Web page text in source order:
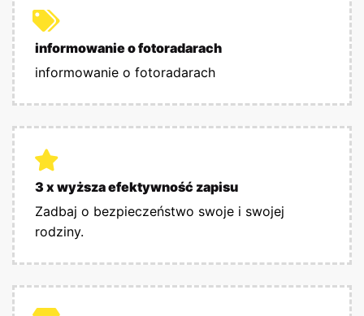
informowanie o fotoradarach
informowanie o fotoradarach
3 x wyższa efektywność zapisu
Zadbaj o bezpieczeństwo swoje i swojej
rodziny.